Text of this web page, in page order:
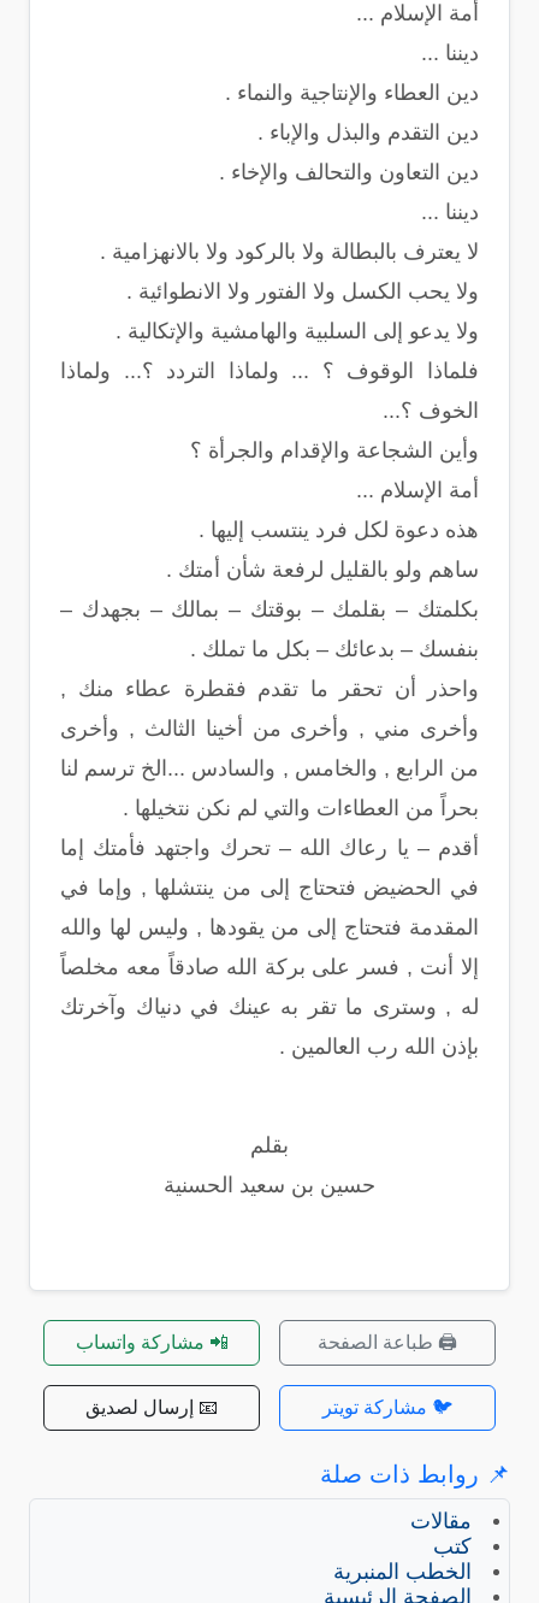
أمة الإسلام ...
ديننا ...
دين العطاء والإنتاجية والنماء .
دين التقدم والبذل والإباء .
دين التعاون والتحالف والإخاء .
ديننا ...
لا يعترف بالبطالة ولا بالركود ولا بالانهزامية .
ولا يحب الكسل ولا الفتور ولا الانطوائية .
ولا يدعو إلى السلبية والهامشية والإتكالية .
فلماذا الوقوف ؟ ... ولماذا التردد ؟... ولماذا
الخوف ؟...
وأين الشجاعة والإقدام والجرأة ؟
أمة الإسلام ...
هذه دعوة لكل فرد ينتسب إليها .
ساهم ولو بالقليل لرفعة شأن أمتك .
بكلمتك – بقلمك – بوقتك – بمالك – بجهدك –
بنفسك – بدعائك – بكل ما تملك .
واحذر أن تحقر ما تقدم فقطرة عطاء منك ,
وأخرى مني , وأخرى من أخينا الثالث , وأخرى
من الرابع , والخامس , والسادس ...الخ ترسم لنا
بحراً من العطاءات والتي لم نكن نتخيلها .
أقدم – يا رعاك الله – تحرك واجتهد فأمتك إما
في الحضيض فتحتاج إلى من ينتشلها , وإما في
المقدمة فتحتاج إلى من يقودها , وليس لها والله
إلا أنت , فسر على بركة الله صادقاً معه مخلصاً
له , وسترى ما تقر به عينك في دنياك وآخرتك
بإذن الله رب العالمين .
بقلم
حسين بن سعيد الحسنية
🖨️ طباعة الصفحة 📲 مشاركة واتساب
🐦 مشاركة تويتر 📧 إرسال لصديق
📌 روابط ذات صلة
مقالات
كتب
الخطب المنبرية
الصفحة الرئيسية